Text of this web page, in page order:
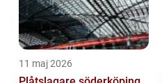
11 maj 2026